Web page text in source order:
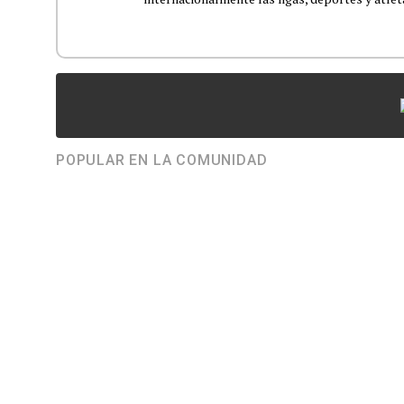
POPULAR EN LA COMUNIDAD